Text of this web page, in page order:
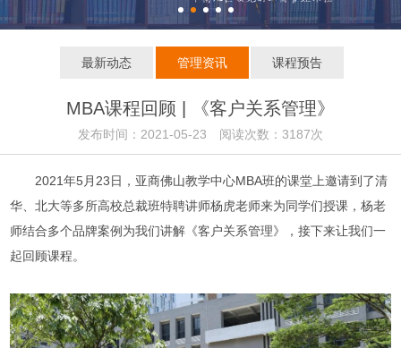
最新动态 管理资讯 课程预告
MBA课程回顾 | 《客户关系管理》
发布时间：2021-05-23 阅读次数：3187次
2021年5月23日，亚商佛山教学中心MBA班的课堂上邀请到了清
华、北大等多所高校总裁班特聘讲师杨虎老师来为同学们授课，杨老
师结合多个品牌案例为我们讲解《客户关系管理》，接下来让我们一
起回顾课程。